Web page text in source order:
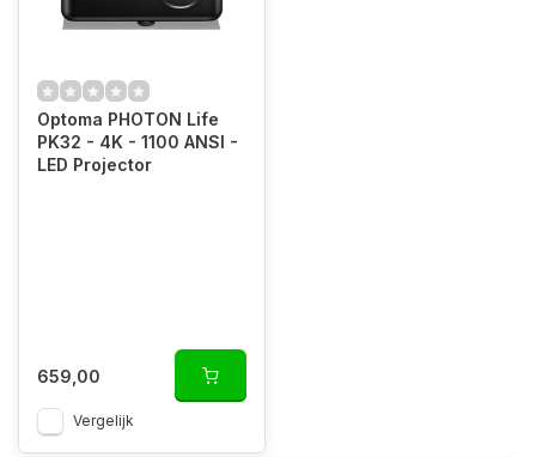
Optoma PHOTON Life
PK32 - 4K - 1100 ANSI -
LED Projector
659,00
Vergelijk